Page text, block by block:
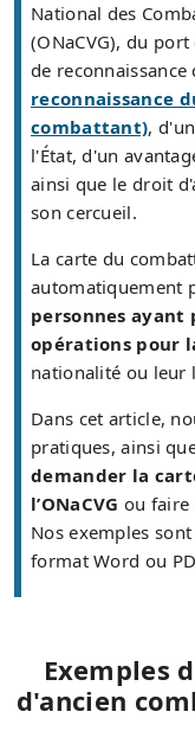
National des
(ONaCVG), du
de
reconnaissance
combattant),
l'État, d'un
ainsi que le droit
son cercueil.
La carte du
automatiquement
personnes
opérations pour
nationalité ou leur
Dans cet article,
pratiques, ainsi
demander la
l’ONaCVG ou faire
Nos exemples
format Word ou
Exemples
d'ancien